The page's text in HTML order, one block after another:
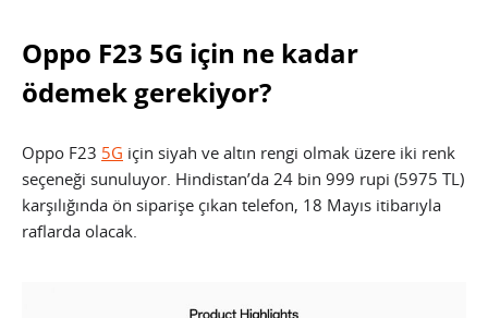
Oppo F23 5G için ne kadar
ödemek gerekiyor?
Oppo F23 5G için siyah ve altın rengi olmak üzere iki renk
seçeneği sunuluyor. Hindistan’da 24 bin 999 rupi (5975 TL)
karşılığında ön siparişe çıkan telefon, 18 Mayıs itibarıyla
raflarda olacak.